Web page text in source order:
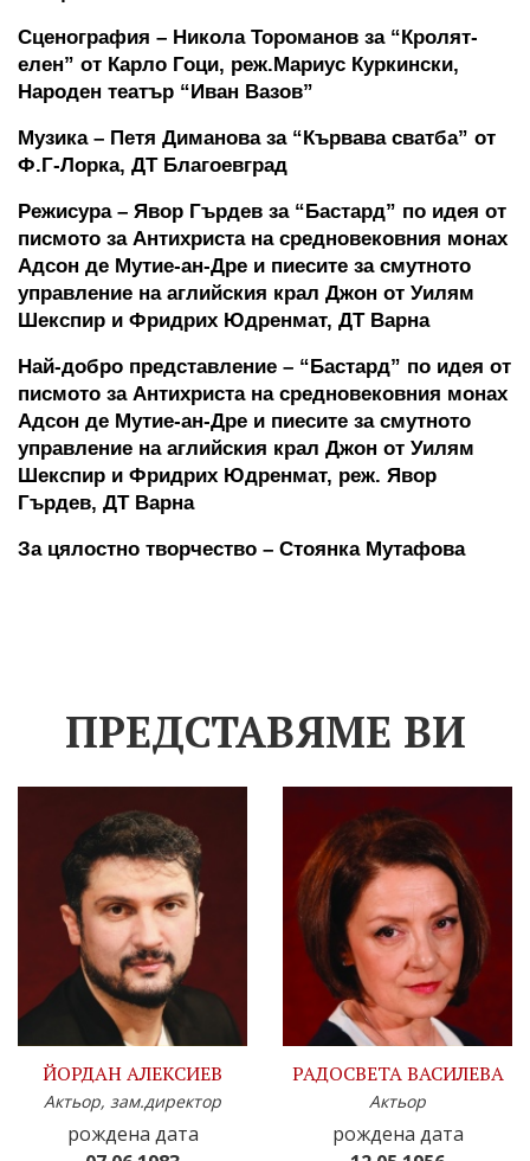
Сценография – Никола Тороманов за “Кролят-
елен” от Карло Гоци, реж.Мариус Куркински,
Народен театър “Иван Вазов”
Музика – Петя Диманова за “Кървава сватба” от
Ф.Г-Лорка, ДТ Благоевград
Режисура – Явор Гърдев за “Бастард” по идея от
писмото за Антихриста на средновековния монах
Адсон де Мутие-ан-Дре и пиесите за смутното
управление на аглийския крал Джон от Уилям
Шекспир и Фридрих Юдренмат, ДТ Варна
Най-добро представление – “Бастард” по идея от
писмото за Антихриста на средновековния монах
Адсон де Мутие-ан-Дре и пиесите за смутното
управление на аглийския крал Джон от Уилям
Шекспир и Фридрих Юдренмат, реж. Явор
Гърдев, ДТ Варна
За цялостно творчество – Стоянка Мутафова
ПРЕДСТАВЯМЕ ВИ
ЙОРДАН АЛЕКСИЕВ
Актьор, зам.директор
рождена дата
РАДОСВЕТА ВАСИЛЕВА
Актьор
рождена дата